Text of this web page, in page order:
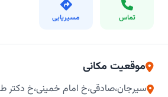
تماس مسیریابی
موقعیت مکانی
سیرجان،صادقی،خ امام خمینی،خ دکتر